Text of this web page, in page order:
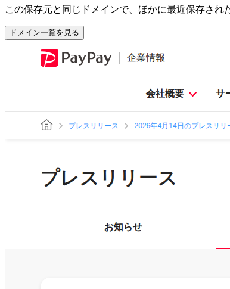
この保存元と同じドメインで、ほかに最近保存され
ドメイン一覧を見る